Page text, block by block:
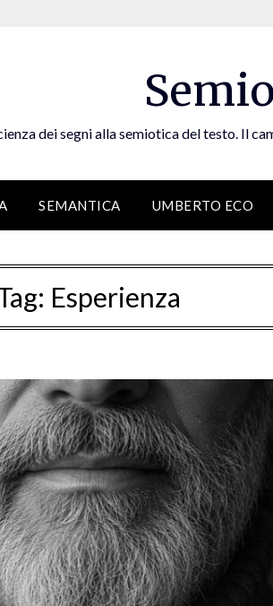
dei segni alla semiotica del testo. Il
SEMANTICA UMBERTO ECO
Esperienza